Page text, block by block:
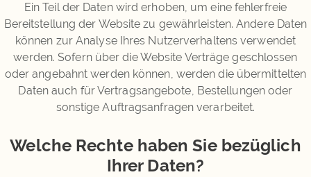
Ein Teil der Daten wird erhoben, um eine fehlerfreie
Bereitstellung der Website zu gewährleisten. Andere Daten
können zur Analyse Ihres Nutzerverhaltens verwendet
werden. Sofern über die Website Verträge geschlossen
oder angebahnt werden können, werden die übermittelten
Daten auch für Vertragsangebote, Bestellungen oder
sonstige Auftragsanfragen verarbeitet.
Welche Rechte haben Sie bezüglich
Ihrer Daten?